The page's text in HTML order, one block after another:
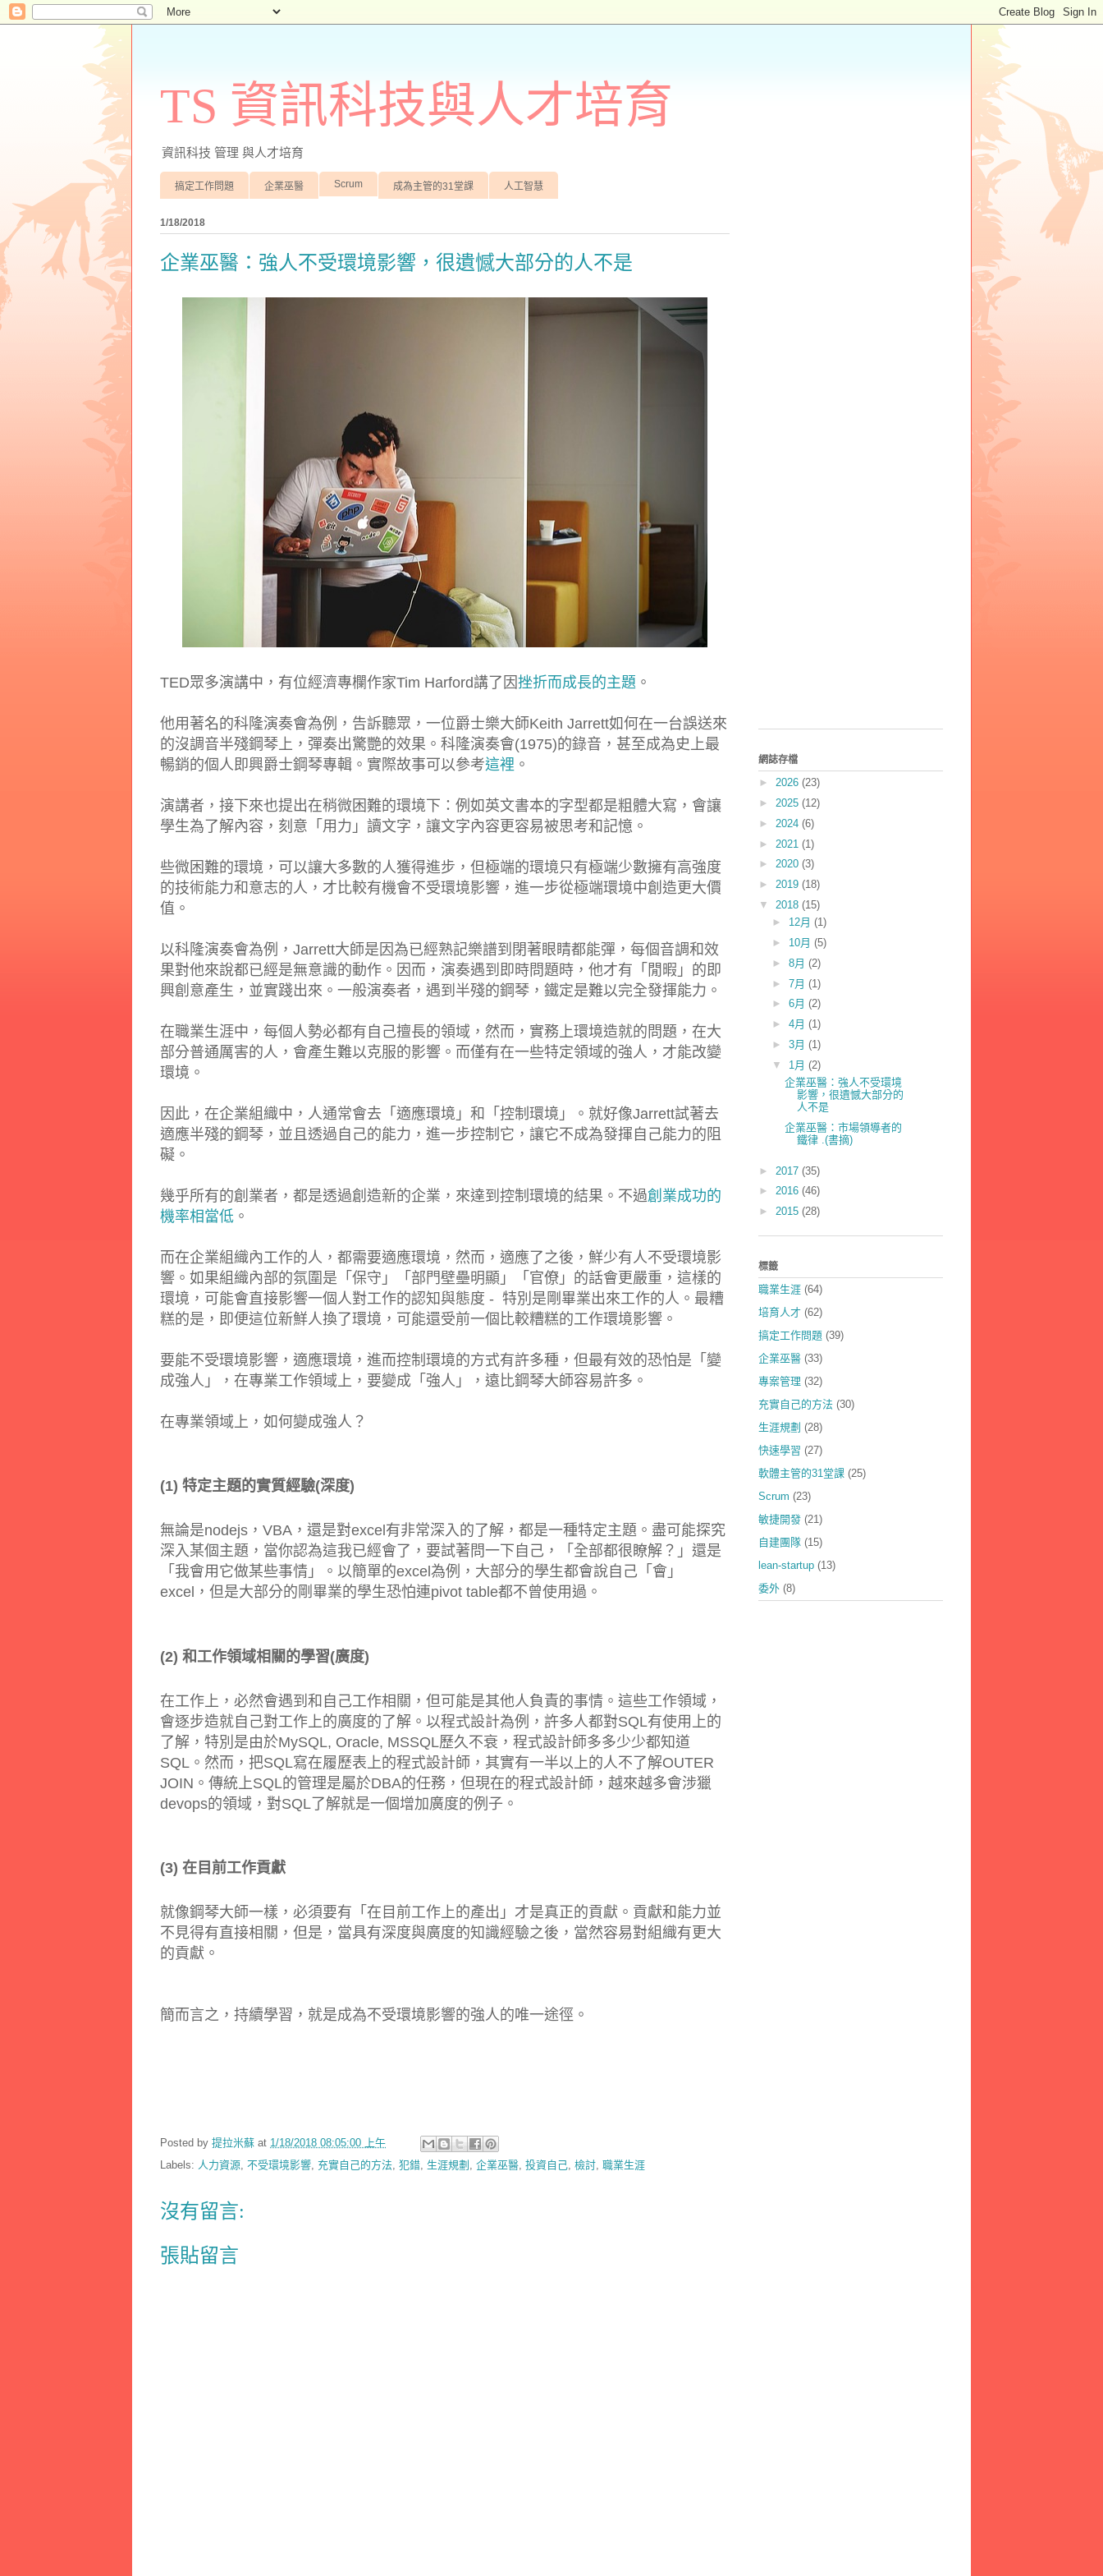
TS 資訊科技與人才培育
資訊科技 管理 與人才培育
搞定工作問題 企業巫醫 Scrum 成為主管的31堂課 人工智慧
1/18/2018
企業巫醫：強人不受環境影響，很遺憾大部分的人不是
TED眾多演講中，有位經濟專欄作家Tim Harford講了因挫折而成長的主題 。
他用著名的科隆演奏會為例，告訴聽眾，一位爵士樂大師Keith Jarrett如何在一台誤送來
的沒調音半殘鋼琴上，彈奏出驚艷的效果。科隆演奏會(1975)的錄音，甚至成為史上最
暢銷的個人即興爵士鋼琴專輯。實際故事可以參考這裡 。
演講者，接下來也提出在稍微困難的環境下：例如英文書本的字型都是粗體大寫，會讓
學生為了解內容，刻意「用力」讀文字，讓文字內容更容易被思考和記憶。
些微困難的環境，可以讓大多數的人獲得進步，但極端的環境只有極端少數擁有高強度
的技術能力和意志的人，才比較有機會不受環境影響，進一步從極端環境中創造更大價
值。
以科隆演奏會為例，Jarrett大師是因為已經熟記樂譜到閉著眼睛都能彈，每個音調和效
果對他來說都已經是無意識的動作。因而，演奏遇到即時問題時，他才有「閒暇」的即
興創意產生，並實踐出來。一般演奏者，遇到半殘的鋼琴，鐵定是難以完全發揮能力。
在職業生涯中，每個人勢必都有自己擅長的領域，然而，實務上環境造就的問題，在大
部分普通厲害的人，會產生難以克服的影響。而僅有在一些特定領域的強人，才能改變
環境。
因此，在企業組織中，人通常會去「適應環境」和「控制環境」。就好像Jarrett試著去
適應半殘的鋼琴，並且透過自己的能力，進一步控制它，讓它不成為發揮自己能力的阻
礙。
幾乎所有的創業者，都是透過創造新的企業，來達到控制環境的結果。不過創業成功的
機率相當低 。
而在企業組織內工作的人，都需要適應環境，然而，適應了之後，鮮少有人不受環境影
響。如果組織內部的氛圍是「保守」「部門壁壘明顯」「官僚」的話會更嚴重，這樣的
環境，可能會直接影響一個人對工作的認知與態度 - 特別是剛畢業出來工作的人。最糟
糕的是，即便這位新鮮人換了環境，可能還受前一個比較糟糕的工作環境影響。
要能不受環境影響，適應環境，進而控制環境的方式有許多種，但最有效的恐怕是「變
成強人」，在專業工作領域上，要變成「強人」，遠比鋼琴大師容易許多。
在專業領域上，如何變成強人？
(1) 特定主題的實質經驗(深度)
無論是nodejs，VBA，還是對excel有非常深入的了解，都是一種特定主題。盡可能探究
深入某個主題，當你認為這我已經會了，要試著問一下自己，「全部都很瞭解？」還是
「我會用它做某些事情」。以簡單的excel為例，大部分的學生都會說自己「會」
excel，但是大部分的剛畢業的學生恐怕連pivot table都不曾使用過。
(2) 和工作領域相關的學習(廣度)
在工作上，必然會遇到和自己工作相關，但可能是其他人負責的事情。這些工作領域，
會逐步造就自己對工作上的廣度的了解。以程式設計為例，許多人都對SQL有使用上的
了解，特別是由於MySQL, Oracle, MSSQL歷久不衰，程式設計師多多少少都知道
SQL。然而，把SQL寫在履歷表上的程式設計師，其實有一半以上的人不了解OUTER
JOIN。傳統上SQL的管理是屬於DBA的任務，但現在的程式設計師，越來越多會涉獵
devops的領域，對SQL了解就是一個增加廣度的例子。
(3) 在目前工作貢獻
就像鋼琴大師一樣，必須要有「在目前工作上的產出」才是真正的貢獻。貢獻和能力並
不見得有直接相關，但是，當具有深度與廣度的知識經驗之後，當然容易對組織有更大
的貢獻。
簡而言之，持續學習，就是成為不受環境影響的強人的唯一途徑。
Posted by 提拉米蘇 at 1/18/2018 08:05:00 上午
Labels: 人力資源 不受環境影響 充實自己的方法 犯錯 生涯規劃 企業巫醫 投資自己 檢討 職業生涯
沒有留言:
張貼留言
網誌存檔
► 2026 (23)
► 2025 (12)
► 2024 (6)
► 2021 (1)
► 2020 (3)
► 2019 (18)
▼ 2018 (15)
► 12月 (1)
► 10月 (5)
► 8月 (2)
► 7月 (1)
► 6月 (2)
► 4月 (1)
► 3月 (1)
▼ 1月 (2)
企業巫醫：強人不受環境
影響，很遺憾大部分的
人不是
企業巫醫：市場領導者的
鐵律 .(書摘)
► 2017 (35)
► 2016 (46)
► 2015 (28)
標籤
職業生涯 (64)
培育人才 (62)
搞定工作問題 (39)
企業巫醫 (33)
專案管理 (32)
充實自己的方法 (30)
生涯規劃 (28)
快速學習 (27)
軟體主管的31堂課 (25)
Scrum (23)
敏捷開發 (21)
自建團隊 (15)
lean-startup (13)
委外 (8)